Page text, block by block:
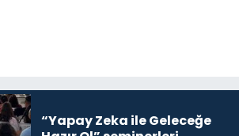
“Yapay Zeka ile Geleceğe